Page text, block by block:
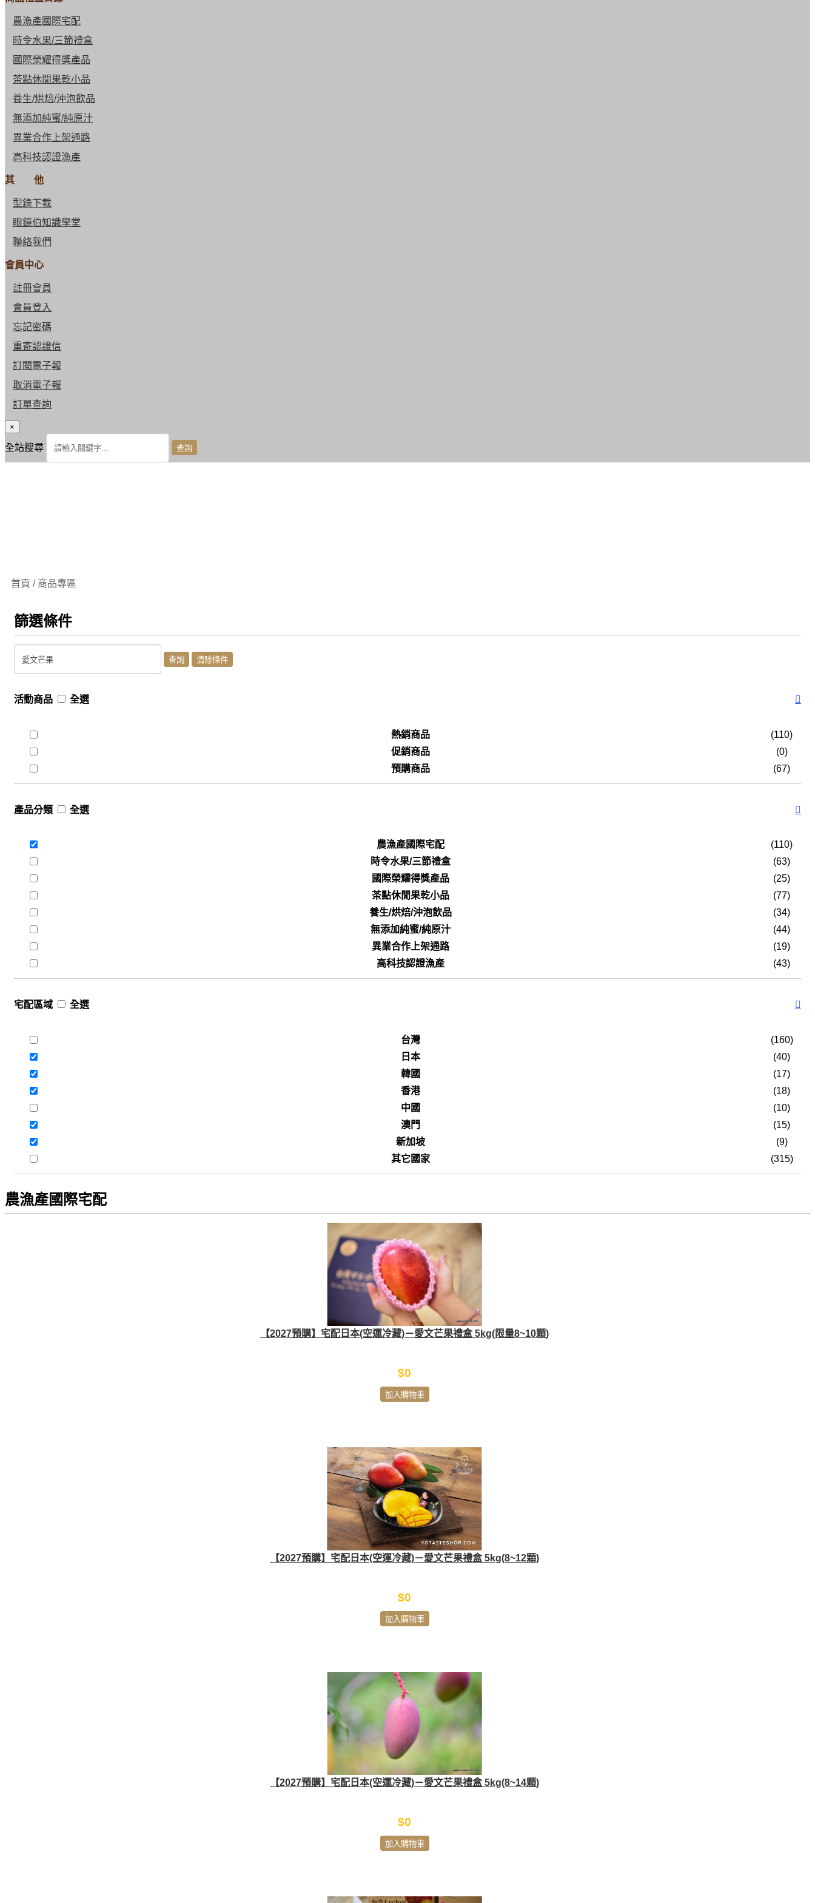
農漁產國際宅配
時令水果/三節禮盒
國際榮耀得獎產品
茶點休閒果乾小品
養生/烘焙/沖泡飲品
無添加純蜜/純原汁
異業合作上架通路
高科技認證漁產
其 他
型錄下載
眼鏡伯知識學堂
聯絡我們
會員中心
註冊會員
會員登入
忘記密碼
重寄認證信
訂閱電子報
取消電子報
訂單查詢
×
全站搜尋
首頁 / 商品專區
篩選條件
活動商品 全選
熱銷商品
(110)
促銷商品
(0)
預購商品
(67)
產品分類 全選
農漁產國際宅配
(110)
時令水果/三節禮盒
(63)
國際榮耀得獎產品
(25)
茶點休閒果乾小品
(77)
養生/烘焙/沖泡飲品
(34)
無添加純蜜/純原汁
(44)
異業合作上架通路
(19)
高科技認證漁產
(43)
宅配區域 全選
台灣
(160)
日本
(40)
韓國
(17)
香港
(18)
中國
(10)
澳門
(15)
新加坡
(9)
其它國家
(315)
農漁產國際宅配
【2027預購】宅配日本(空運冷藏)－愛文芒果禮盒 5kg(限量8~10顆)
$0
加入購物車
【2027預購】宅配日本(空運冷藏)－愛文芒果禮盒 5kg(8~12顆)
$0
加入購物車
【2027預購】宅配日本(空運冷藏)－愛文芒果禮盒 5kg(8~14顆)
$0
加入購物車